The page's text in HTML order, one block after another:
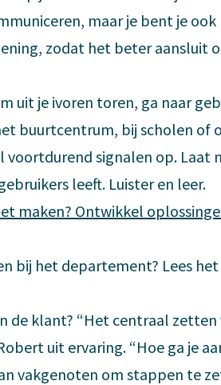
maar je bent je ook
zodat het beter aansluit
uit je ivoren toren, ga naar
buurtcentrum, bij scholen of
signalen op. Laat
leeft. Luister en leer.
maken? Ontwikkel
bij het departement? Lees
de klant? “Het centraal
uit ervaring. “Hoe ga je
vakgenoten om stappen te